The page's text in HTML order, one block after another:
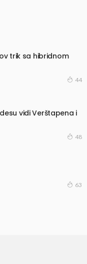
trik sa hibridnom
44
vidi Verštapena i
48
63